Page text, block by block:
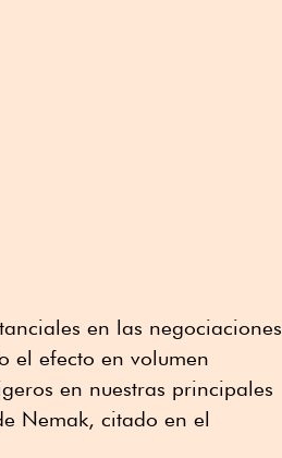
en las negociaciones
el efecto en volumen
en nuestras principales
Nemak, citado en el